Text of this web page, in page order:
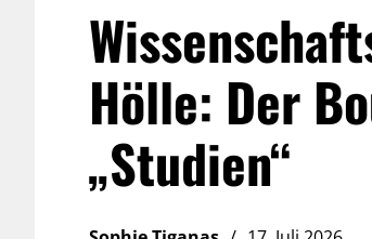
Hölle: Der
„Studien“